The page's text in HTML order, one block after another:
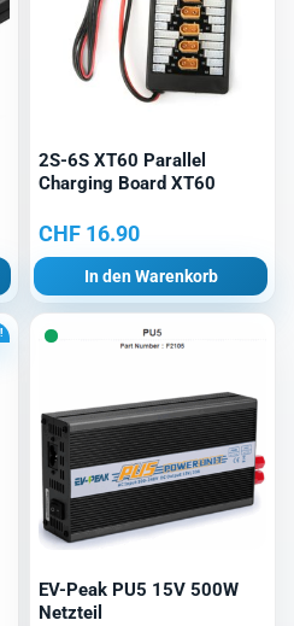
2S-6S XT60 Parallel
Charging Board XT60
CHF16.90
In den Warenkorb
EV-Peak PU5 15V 500W
Netzteil